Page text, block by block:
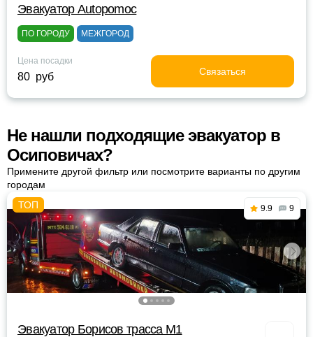
Эвакуатор Autopomoc
ПО ГОРОДУ МЕЖГОРОД
Цена посадки
80 руб Связаться
Не нашли подходящие эвакуатор в
Осиповичах?
Примените другой фильтр или посмотрите варианты по другим
городам
9.9 9
Эвакуатор Борисов трасса М1